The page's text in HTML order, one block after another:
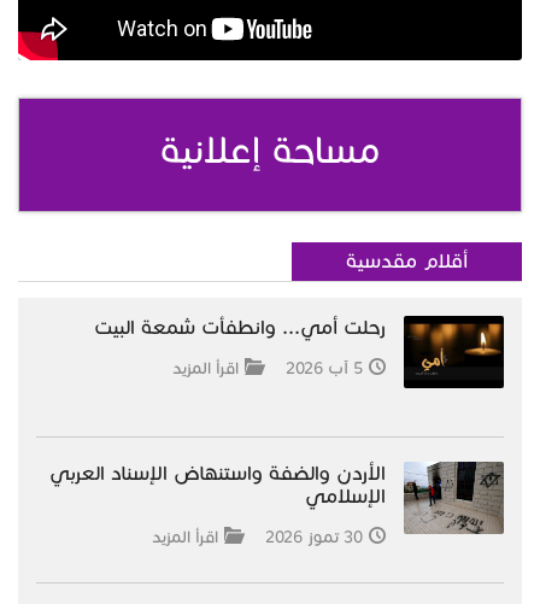
مساحة إعلانية
أقلام مقدسية
رحلت أمي... وانطفأت شمعة البيت
5 آب 2026 اقرأ المزيد
الأردن والضفة واستنهاض الإسناد العربي
الإسلامي
30 تموز 2026 اقرأ المزيد